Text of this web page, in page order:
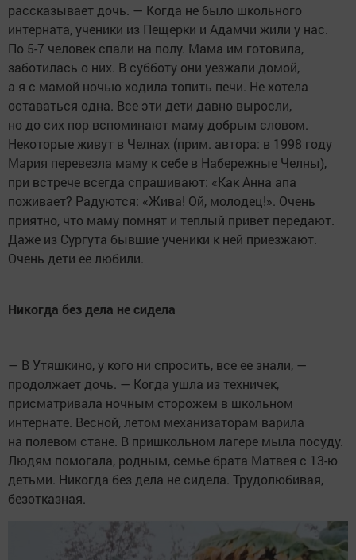
рассказывает дочь. — Когда не было школьного
интерната, ученики из Пещерки и Адамчи жили у нас.
По 5-7 человек спали на полу. Мама им готовила,
заботилась о них. В субботу они уезжали домой,
а я с мамой ночью ходила топить печи. Не хотела
оставаться одна. Все эти дети давно выросли,
но до сих пор вспоминают маму добрым словом.
Некоторые живут в Челнах (прим. автора: в 1998 году
Мария перевезла маму к себе в Набережные Челны),
при встрече всегда спрашивают: «Как Анна апа
поживает? Радуются: «Жива! Ой, молодец!». Очень
приятно, что маму помнят и теплый привет передают.
Даже из Сургута бывшие ученики к ней приезжают.
Очень дети ее любили.
Никогда без дела не сидела
— В Утяшкино, у кого ни спросить, все ее знали, —
продолжает дочь. — Когда ушла из техничек,
присматривала ночным сторожем в школьном
интернате. Весной, летом механизаторам варила
на полевом стане. В пришкольном лагере мыла посуду.
Людям помогала, родным, семье брата Матвея с 13-ю
детьми. Никогда без дела не сидела. Трудолюбивая,
безотказная.